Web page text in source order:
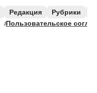
Редакция Рубрики
Пользовательское